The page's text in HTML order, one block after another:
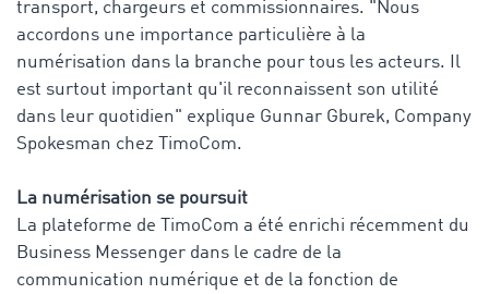
transport, chargeurs et commissionnaires. "Nous
accordons une importance particulière à la
numérisation dans la branche pour tous les acteurs. Il
est surtout important qu'il reconnaissent son utilité
dans leur quotidien" explique Gunnar Gburek, Company
Spokesman chez TimoCom.
La numérisation se poursuit
La plateforme de TimoCom a été enrichi récemment du
Business Messenger dans le cadre de la
communication numérique et de la fonction de